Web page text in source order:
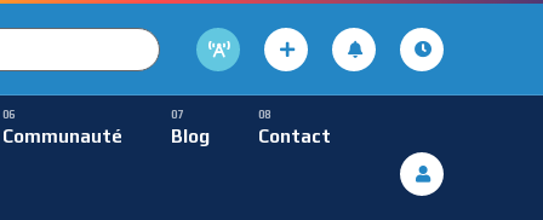
Communauté Blog Contact
Méditative